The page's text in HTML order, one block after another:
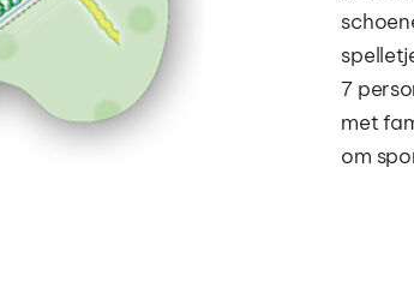
7
met
om